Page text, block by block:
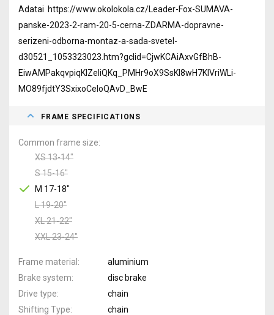
Adatai https://www.okolokola.cz/Leader-Fox-SUMAVA-
panske-2023-2-ram-20-5-cerna-ZDARMA-dopravne-
serizeni-odborna-montaz-a-sada-svetel-
d30521_1053323023.htm?gclid=CjwKCAiAxvGfBhB-
EiwAMPakqvpiqKIZeliQKq_PMHr9oX9SsKI8wH7KlVriWLi-
MO89fjdtY3SxixoCeIoQAvD_BwE
FRAME SPECIFICATIONS
Common frame size
XS 13-14"
S 15-16"
M 17-18"
L 19-20"
XL 21-22"
XXL 23-24"
Frame material
aluminium
Brake system
disc brake
Drive type
chain
Shifting Type
chain